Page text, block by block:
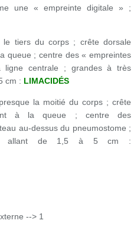
une « empreinte digitale » ;
le tiers du corps ; crête dorsale
queue ; centre des « empreintes
centrale ; grandes à très
cm : LIMACIDÉS
la moitié du corps ; crête
à la queue ; centre des
au-dessus du pneumostome ;
allant de 1,5 à 5 cm :
--> 1